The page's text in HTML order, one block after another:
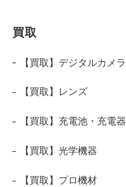
買取
【買取】デジタルカメラ
【買取】レンズ
【買取】充電池・充電器
【買取】光学機器
【買取】プロ機材